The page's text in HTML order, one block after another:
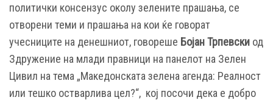
политички консензус околу зелените прашања, се
отворени теми и прашања на кои ќе говорат
учесниците на денешниот, говореше Бојан Трпевски од
Здружение на млади правници на панелот на Зелен
Цивил на тема „Македонската зелена агенда: Реалност
или тешко остварлива цел?“, кој посочи дека е добро